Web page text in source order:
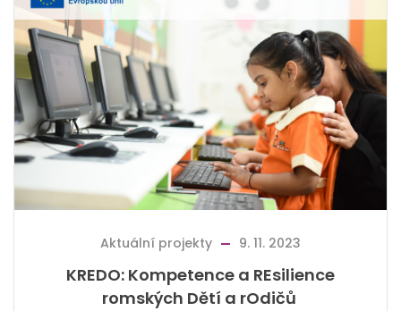
Aktuální projekty 9. 11. 2023
KREDO: Kompetence a REsilience
romských Dětí a rOdičů